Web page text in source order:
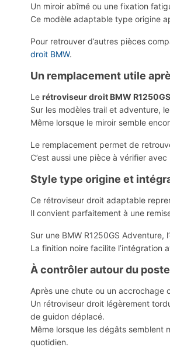
Un miroir abîmé ou une fixation
Ce modèle adaptable type origine
Pour retrouver d’autres pièces
droit BMW.
Un remplacement utile
Le rétroviseur droit BMW
Sur les modèles trail et adventure,
Même lorsque le miroir semble
Le remplacement permet de
C’est aussi une pièce à vérifier
Style type origine et
Ce rétroviseur droit adaptable
Il convient parfaitement à une
Sur une BMW R1250GS
La finition noire facilite l’intégration
À contrôler autour du
Après une chute ou un accrochage
Un rétroviseur droit légèrement
de guidon déplacé.
Même lorsque les dégâts semblent
quotidien.